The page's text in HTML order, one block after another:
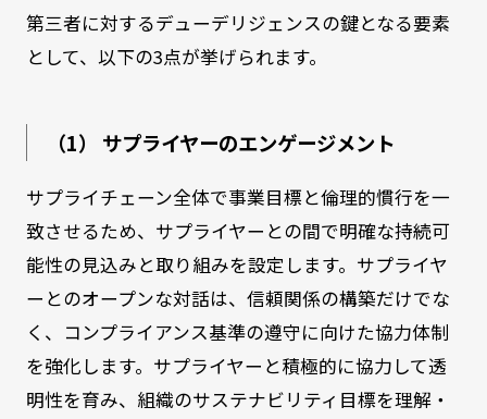
第三者に対するデューデリジェンスの鍵となる要素
として、以下の3点が挙げられます。
（1） サプライヤーのエンゲージメント
サプライチェーン全体で事業目標と倫理的慣行を一
致させるため、サプライヤーとの間で明確な持続可
能性の見込みと取り組みを設定します。サプライヤ
ーとのオープンな対話は、信頼関係の構築だけでな
く、コンプライアンス基準の遵守に向けた協力体制
を強化します。サプライヤーと積極的に協力して透
明性を育み、組織のサステナビリティ目標を理解・